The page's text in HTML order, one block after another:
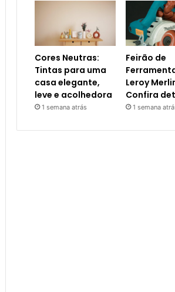
Cores Neutras:
Tintas para uma
casa elegante,
leve e acolhedora
1 semana atrás
Feirão de
Leroy
Confira
1 semana